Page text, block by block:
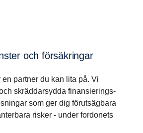
och försäkringar
partner du kan lita på. Vi
skräddarsydda finansierings-
som ger dig förutsägbara
risker - under fordonets